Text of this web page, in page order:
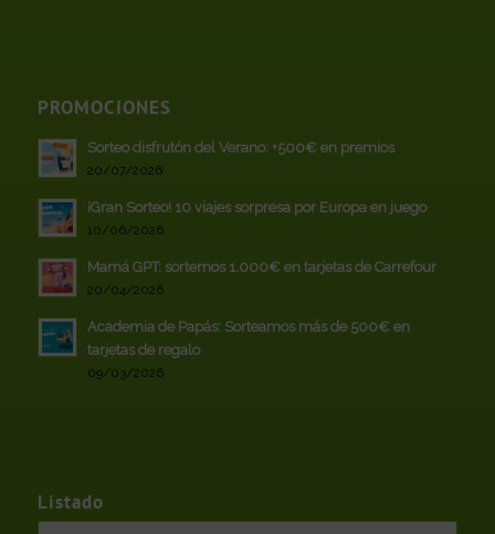
PROMOCIONES
Sorteo disfrutón del Verano: +500€ en premios
20/07/2026
¡Gran Sorteo! 10 viajes sorpresa por Europa en juego
10/06/2026
Mamá GPT: sortemos 1.000€ en tarjetas de Carrefour
20/04/2026
Academia de Papás: Sorteamos más de 500€ en
tarjetas de regalo
09/03/2026
Listado